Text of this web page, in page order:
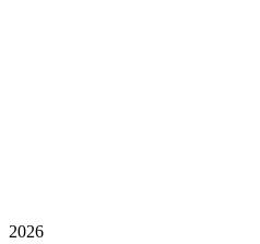
2026